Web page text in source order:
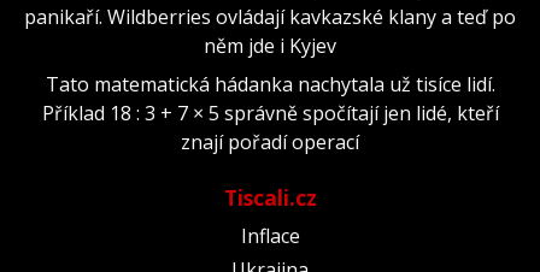
panikaří. Wildberries ovládají kavkazské klany a teď po
něm jde i Kyjev
Tato matematická hádanka nachytala už tisíce lidí.
Příklad 18 : 3 + 7 × 5 správně spočítají jen lidé, kteří
znají pořadí operací
Tiscali.cz
Inflace